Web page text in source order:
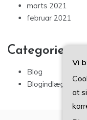
marts 2021
februar 2021
Categories
Blog
Blogindlæg
Vi
at